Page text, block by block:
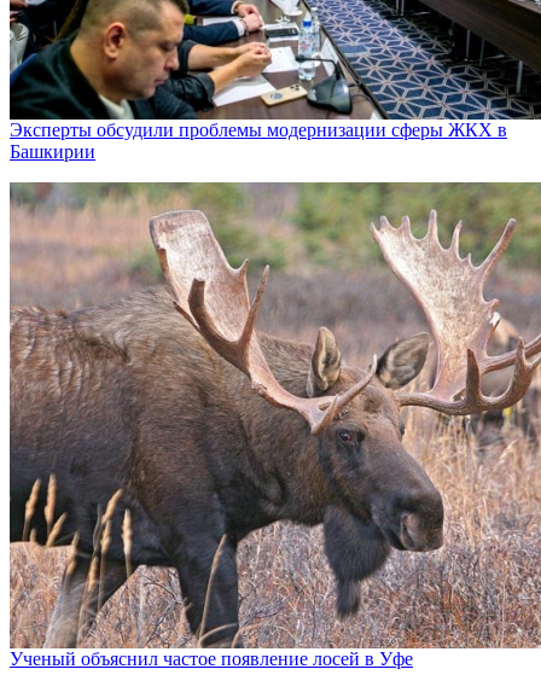
Эксперты обсудили проблемы модернизации сферы ЖКХ в
Башкирии
Ученый объяснил частое появление лосей в Уфе